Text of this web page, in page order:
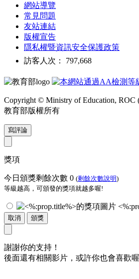
網站導覽
常見問題
友站連結
版權宣告
隱私權暨資訊安全保護政策
訪客人次： 797,668
Copyright © Ministry of Education, ROC
教育部版權所有
寫評論
獎項
今日頒獎剩餘次數 0 (剩餘次數說明)
等級越高，可頒發的獎項就越多喔!
取消 頒獎
謝謝你的支持！
後面還有相關影片，或許你也會喜歡喔